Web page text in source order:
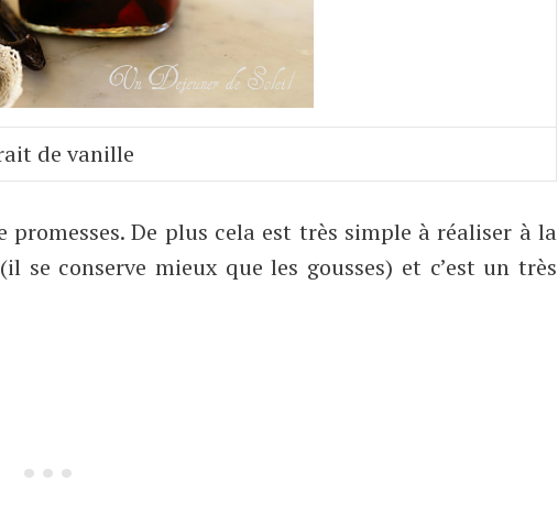
de vanille
De plus cela est très simple à réaliser à la
conserve mieux que les gousses) et c’est un très